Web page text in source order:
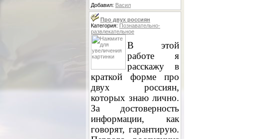
Добавил: Васил
Про двух россиян
Категория: Познавательно-
развлекательное
В этой
работе я
расскажу в
краткой форме про
двух россиян,
которых знаю лично.
За достоверность
информации, как
говорят, гарантирую.